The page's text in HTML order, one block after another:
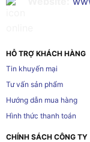
HỖ TRỢ KHÁCH HÀNG
Tin khuyến mại
Tư vấn sản phẩm
Hướng dẫn mua hàng
Hình thức thanh toán
CHÍNH SÁCH CÔNG TY